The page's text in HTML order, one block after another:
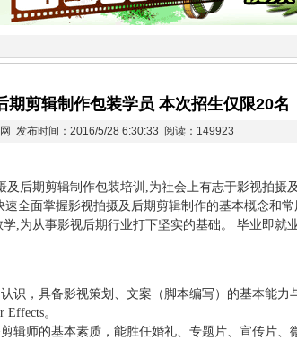
期剪辑制作包装学员 本次招生仅限20名
发布时间：2016/5/28 6:30:33 阅读：149923
后期剪辑制作包装培训,为社会上有志于影视拍摄
全面掌握影视拍摄及后期剪辑制作的基本概念和
,为从事影视后期行业打下坚实的基础。 毕业即就
，具备影视策划、文案（脚本编写）的基本能力
。
辑师的基本素质，能胜任婚礼、专题片、宣传片、